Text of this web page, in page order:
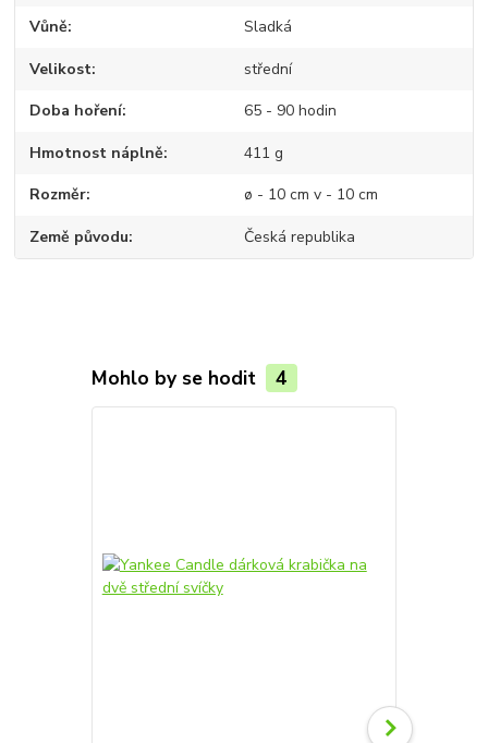
Vůně Sladká
Velikost střední
Doba hoření 65 - 90 hodin
Hmotnost náplně 411 g
Rozměr ø - 10 cm v - 10 cm
Země původu Česká republika
Mohlo by se hodit 4